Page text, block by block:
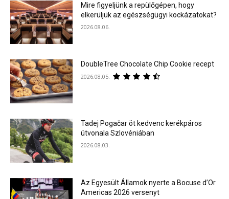
Mire figyeljünk a repülőgépen, hogy
elkerüljük az egészségügyi kockázatokat?
2026.08.06.
DoubleTree Chocolate Chip Cookie recept
2026.08.05.
Tadej Pogačar öt kedvenc kerékpáros
útvonala Szlovéniában
2026.08.03.
Az Egyesült Államok nyerte a Bocuse d’Or
Americas 2026 versenyt